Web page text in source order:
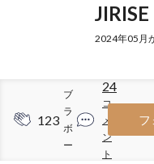
2024年05月
123
ブ
ラ
ボ
ー
24
コ
メ
ン
ト
フ